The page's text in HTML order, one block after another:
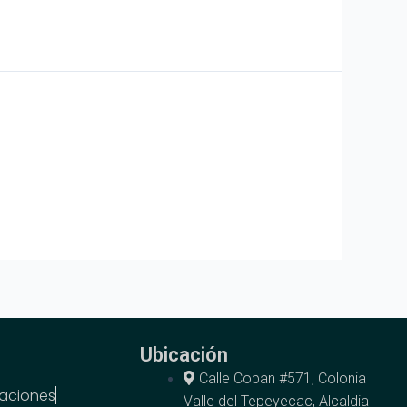
Ubicación
Calle Coban #571, Colonia
Valle del Tepeyecac, Alcaldia